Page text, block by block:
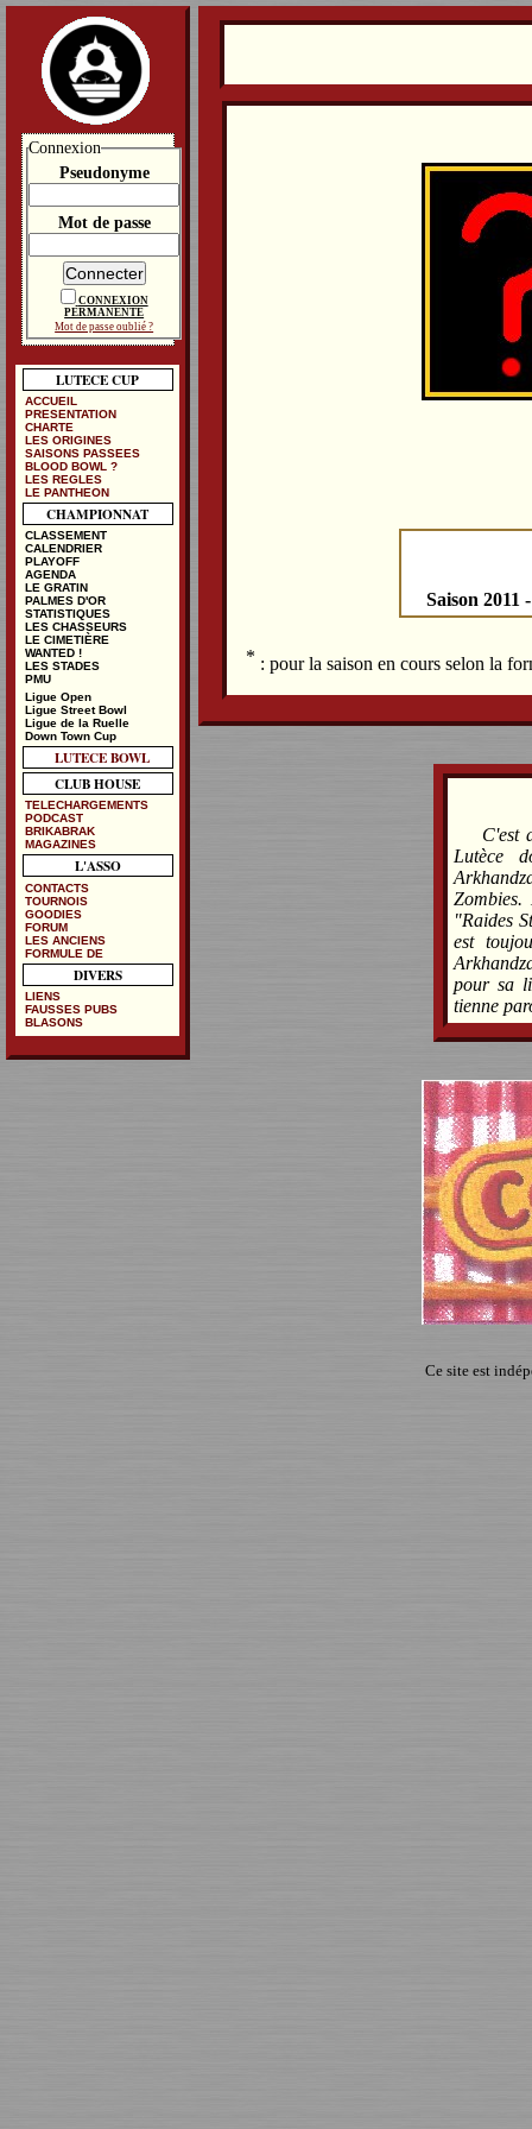
Saison 2011
* : pour la saison en cours selon la
C'est
Lutèce
"Raides
est
pour sa
tienne
Ce site est
Connexion
Pseudonyme
Mot de passe
CONNEXION
PERMANENTE
Mot de passe oublié ?
LUTECE CUP
ACCUEIL
PRESENTATION
CHARTE
LES ORIGINES
SAISONS PASSEES
BLOOD BOWL ?
LES REGLES
LE PANTHEON
CHAMPIONNAT
CLASSEMENT
CALENDRIER
PLAYOFF
AGENDA
LE GRATIN
PALMES D'OR
STATISTIQUES
LES CHASSEURS
LE CIMETIÈRE
WANTED !
LES STADES
PMU
Ligue Open
Ligue Street Bowl
Ligue de la Ruelle
Down Town Cup
LUTECE BOWL
CLUB HOUSE
TELECHARGEMENTS
PODCAST
BRIKABRAK
MAGAZINES
L'ASSO
CONTACTS
TOURNOIS
GOODIES
FORUM
LES ANCIENS
FORMULE DE
DIVERS
LIENS
FAUSSES PUBS
BLASONS